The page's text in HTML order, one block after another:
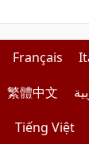
Français
繁體中文
Tiếng Việt